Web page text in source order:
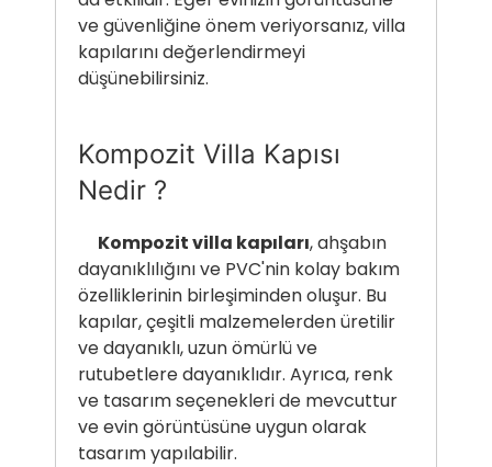
ve güvenliğine önem veriyorsanız, villa
kapılarını değerlendirmeyi
düşünebilirsiniz.
Kompozit Villa Kapısı
Nedir ?
Kompozit villa kapıları, ahşabın
dayanıklılığını ve PVC'nin kolay bakım
özelliklerinin birleşiminden oluşur. Bu
kapılar, çeşitli malzemelerden üretilir
ve dayanıklı, uzun ömürlü ve
rutubetlere dayanıklıdır. Ayrıca, renk
ve tasarım seçenekleri de mevcuttur
ve evin görüntüsüne uygun olarak
tasarım yapılabilir.